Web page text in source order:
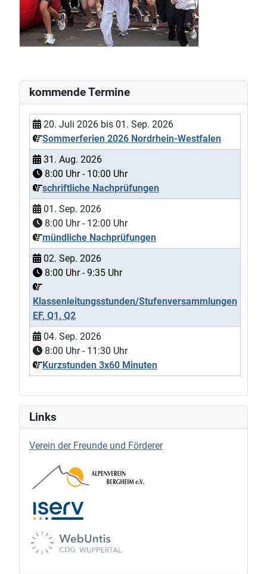
kommende Termine
20. Juli 2026 bis 01. Sep. 2026
Sommerferien 2026 Nordrhein-Westfalen
31. Aug. 2026
8:00 Uhr - 10:00 Uhr
schriftliche Nachprüfungen
01. Sep. 2026
8:00 Uhr - 12:00 Uhr
mündliche Nachprüfungen
02. Sep. 2026
8:00 Uhr -9:35 Uhr
Klassenleitungsstunden/Stufenversammlungen
EF, Q1, Q2
04. Sep. 2026
8:00 Uhr - 11:30 Uhr
Kurzstunden 3x60 Minuten
Links
Verein der Freunde und Förderer